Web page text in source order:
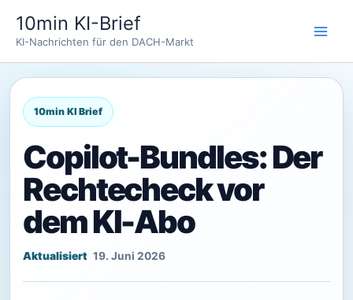
Inhalt
springen
10min KI-Brief
KI-Nachrichten für den DACH-Markt
Copilot-Bundles: Der
Rechtecheck vor
dem KI-Abo
19. Juni 2026